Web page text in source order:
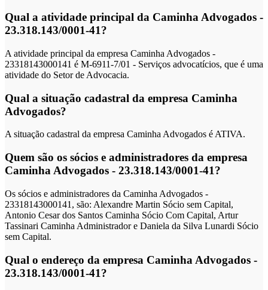
Qual a atividade principal da Caminha Advogados -
23.318.143/0001-41?
A atividade principal da empresa Caminha Advogados -
23318143000141 é M-6911-7/01 - Serviços advocatícios, que é uma
atividade do Setor de Advocacia.
Qual a situação cadastral da empresa Caminha
Advogados?
A situação cadastral da empresa Caminha Advogados é ATIVA.
Quem são os sócios e administradores da empresa
Caminha Advogados - 23.318.143/0001-41?
Os sócios e administradores da Caminha Advogados -
23318143000141, são: Alexandre Martin Sócio sem Capital,
Antonio Cesar dos Santos Caminha Sócio Com Capital, Artur
Tassinari Caminha Administrador e Daniela da Silva Lunardi Sócio
sem Capital.
Qual o endereço da empresa Caminha Advogados -
23.318.143/0001-41?